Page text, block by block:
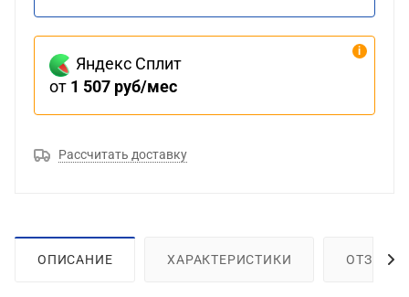
Яндекс Сплит
от 1 507 руб/мес
Рассчитать доставку
ОПИСАНИЕ ХАРАКТЕРИСТИКИ ОТЗЫВЫ